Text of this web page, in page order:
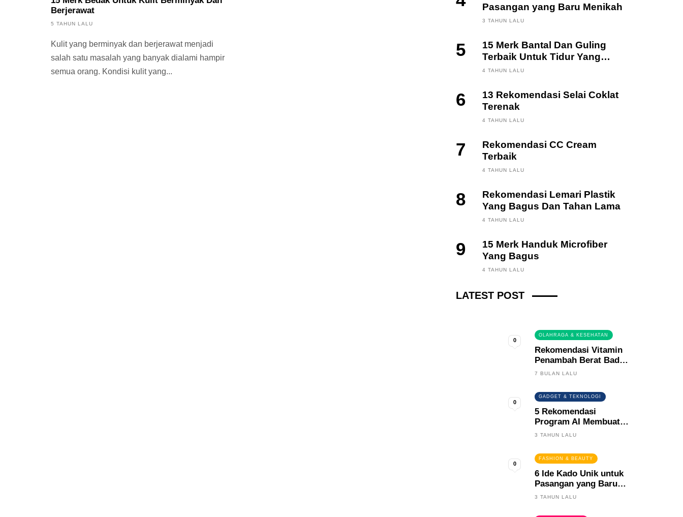
Berjerawat
5 TAHUN LALU
Kulit yang berminyak dan berjerawat menjadi
salah satu masalah yang banyak dialami hampir
semua orang. Kondisi kulit yang...
Pasangan yang Baru Menikah
3 TAHUN LALU
5
15 Merk Bantal Dan Guling
Terbaik Untuk Tidur Yang
Berkualitas
4 TAHUN LALU
6
13 Rekomendasi Selai Coklat
Terenak
4 TAHUN LALU
7
Rekomendasi CC Cream
Terbaik
4 TAHUN LALU
8
Rekomendasi Lemari Plastik
Yang Bagus Dan Tahan Lama
4 TAHUN LALU
9
15 Merk Handuk Microfiber
Yang Bagus
4 TAHUN LALU
LATEST POST
FINANCE, INVESTING
3 BULAN LALU
0
OLAHRAGA & KESEHATAN
Rekomendasi Vitamin
Penambah Berat Badan
Terbaik
7 BULAN LALU
0
GADGET & TEKNOLOGI
5 Rekomendasi
Program AI Membuat
Gambar Kartun Keren
3 TAHUN LALU
0
FASHION & BEAUTY
6 Ide Kado Unik untuk
Pasangan yang Baru
Menikah
3 TAHUN LALU